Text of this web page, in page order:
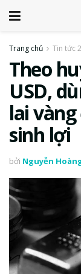
Trang chủ Tin tức
Theo
USD,
lai
sinh lợi
bởi Nguyễn